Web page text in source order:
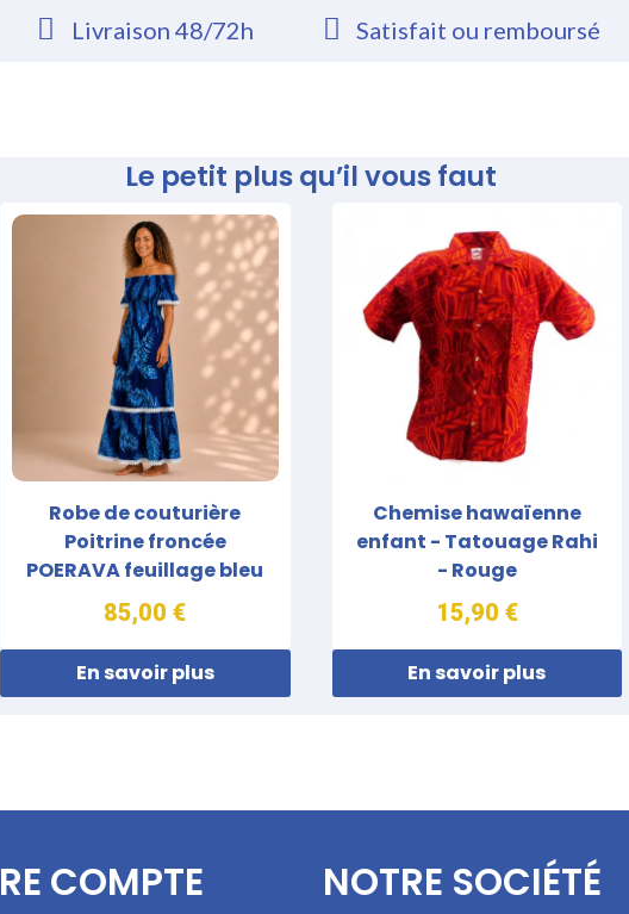
Livraison 48/72h Satisfait ou remboursé
Le petit plus qu’il vous faut
Robe de couturière
Poitrine froncée
POERAVA feuillage bleu
85,00 €
En savoir plus
Chemise hawaïenne
enfant - Tatouage Rahi
- Rouge
15,90 €
En savoir plus
COMPTE NOTRE SOCIÉTÉ